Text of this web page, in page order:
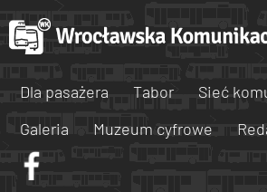
Dla pasażera Tabor
Sieć
Galeria
Muzeum cyfrowe